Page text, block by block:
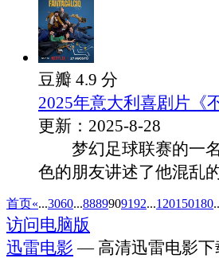
豆瓣 4.9 分
2025年意大利喜剧片《
更新：2025-8-28
梦幻足球联赛的一名
色的朋友讲述了他混乱
首页«...3060...8889909192...120150180
访问电脑版
迅雷电影 — 高清迅雷电影下